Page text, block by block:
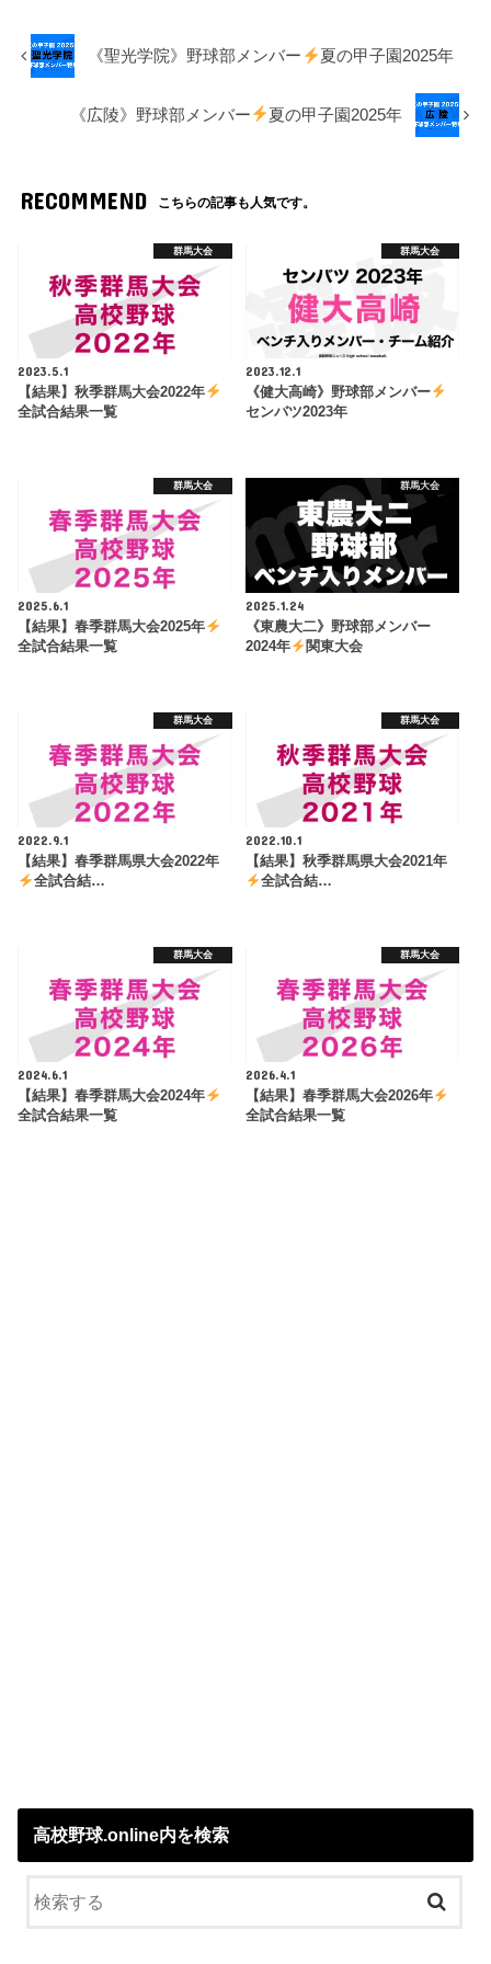
《聖光学院》野球部メンバー 夏の甲子園2025年
《広陵》野球部メンバー 夏の甲子園2025年
RECOMMEND こちらの記事も人気です。
群馬大会
2023.5.1
【結果】秋季群馬大会2022年
全試合結果一覧
群馬大会
2023.12.1
《健大高崎》野球部メンバー
センバツ2023年
群馬大会
2025.6.1
【結果】春季群馬大会2025年
全試合結果一覧
群馬大会
2025.1.24
《東農大二》野球部メンバー
2024年
関東大会
群馬大会
2022.9.1
【結果】春季群馬県大会2022年
全試合結…
群馬大会
2022.10.1
【結果】秋季群馬県大会2021年
全試合結…
群馬大会
2024.6.1
【結果】春季群馬大会2024年
全試合結果一覧
群馬大会
2026.4.1
【結果】春季群馬大会2026年
全試合結果一覧
高校野球.online内を検索